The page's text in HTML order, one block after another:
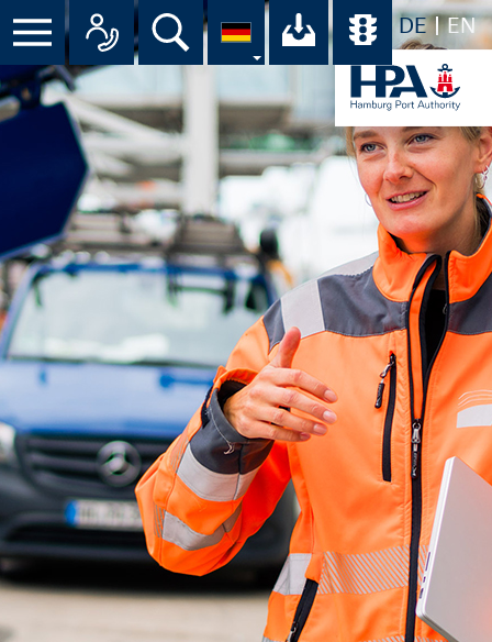
DE EN
Menü Alle Ansprechpartner im
Suche Ihr Download-